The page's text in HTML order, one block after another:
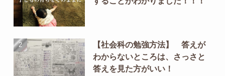
【社会科の勉強方法】 答えが
わからないところは、さっさと
答えを見た方がいい！